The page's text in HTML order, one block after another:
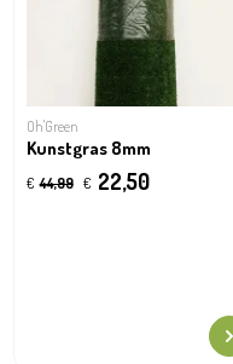
Oh'Green
Kunstgras 8mm
€ 44,99 € 22,50